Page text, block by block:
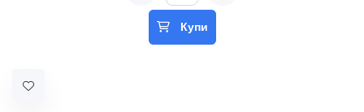
Купи